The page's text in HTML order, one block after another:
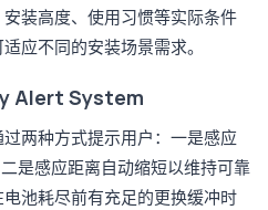
装高度、使用习惯等实际条件
应不同的安装场景需求。
Alert System
两种方式提示用户：一是感应
是感应距离自动缩短以维持可靠
池耗尽前有充足的更换缓冲时